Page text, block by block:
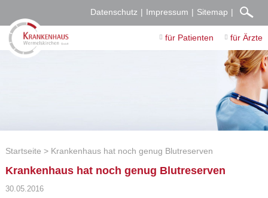
Datenschutz Impressum Sitemap
für Patienten für Ärzte
Startseite Krankenhaus hat noch genug Blutreserven
Krankenhaus hat noch genug Blutreserven
30.05.2016